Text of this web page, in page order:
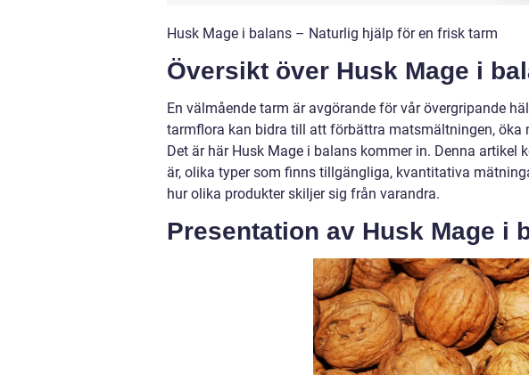
Husk Mage i balans – Naturlig hjälp för en frisk tarm
Översikt över Husk Mage i
En välmående tarm är avgörande för vår övergripande
tarmflora kan bidra till att förbättra matsmältningen,
Det är här Husk Mage i balans kommer in. Denna
är, olika typer som finns tillgängliga, kvantitativa
hur olika produkter skiljer sig från varandra.
Presentation av Husk Mage i